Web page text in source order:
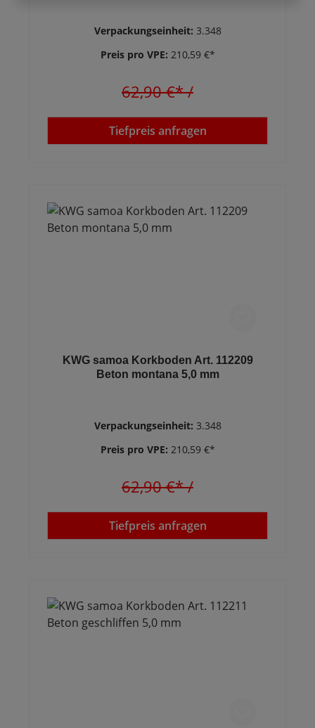
Verpackungseinheit: 3.348
Preis pro VPE: 210,59 €*
62,90 €*/
Tiefpreis anfragen
KWG samoa Korkboden Art. 112209
Beton montana 5,0 mm
Verpackungseinheit: 3.348
Preis pro VPE: 210,59 €*
62,90 €*/
Tiefpreis anfragen